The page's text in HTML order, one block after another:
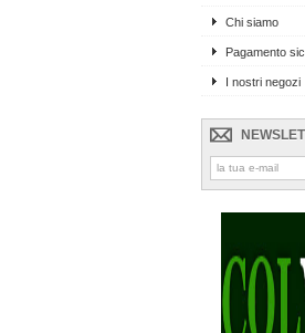
Chi siamo
Pagamento
I nostri negozi